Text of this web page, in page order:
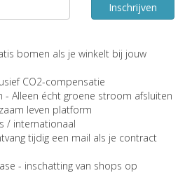
Inschrijven
bomen als je winkelt bij jouw
CO2-compensatie
- Alleen écht groene stroom afsluiten
leven platform
/ internationaal
tijdig een mail als je contract
- inschatting van shops op